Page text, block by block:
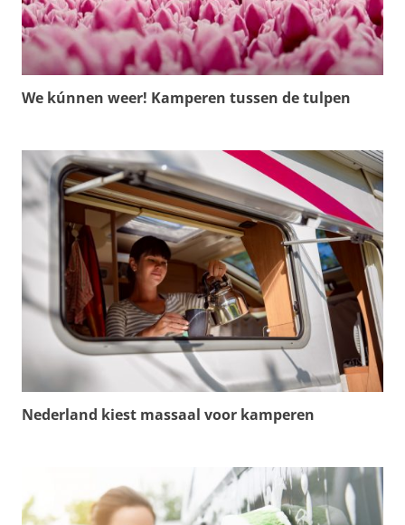
We kúnnen weer! Kamperen tussen de tulpen
Nederland kiest massaal voor kamperen